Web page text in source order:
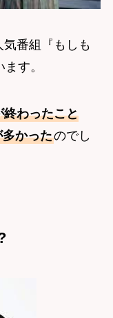
番組『もしも
す。
終わったこと
かったのでし